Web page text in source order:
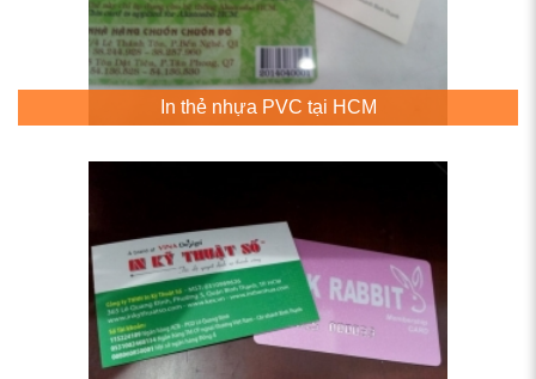
In thẻ nhựa PVC tại HCM